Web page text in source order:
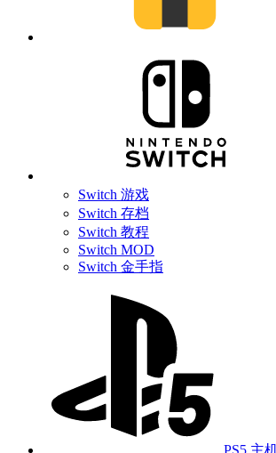
Switch 游戏
Switch 存档
Switch 教程
Switch MOD
Switch 金手指